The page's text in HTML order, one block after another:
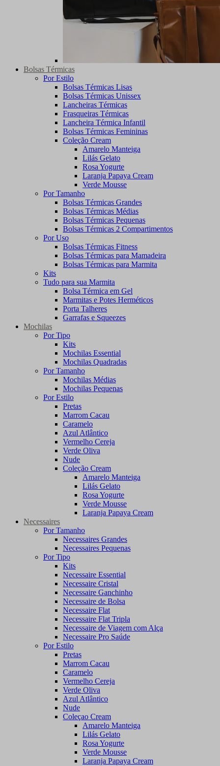
Bolsas Térmicas
Por Estilo
Bolsas Térmicas Lisas
Bolsas Térmicas Unissex
Lancheiras Térmicas
Frasqueiras Térmicas
Lancheira Térmica Infantil
Bolsas Térmicas Femininas
Coleção Cream
Amarelo Manteiga
Lilás Gelato
Rosa Yogurte
Laranja Papaya Cream
Verde Mousse
Por Tamanho
Bolsas Térmicas Grandes
Bolsas Térmicas Médias
Bolsas Térmicas Pequenas
Bolsas Térmicas 2 Compartimentos
Por Uso
Bolsas Térmicas Fitness
Bolsas Térmicas para Mamadeira
Bolsas Térmicas para Marmita
Kits
Tudo para sua Marmita
Bolsa Térmica em Gel
Marmitas e Potes Herméticos
Porta Talheres
Garrafas e Squeezes
Mochilas
Por Tipo
Kits
Mochilas Essential
Mochilas Quadradas
Por Tamanho
Mochilas Médias
Mochilas Pequenas
Por Estilo
Pretas
Marrom Cacau
Caramelo
Azul Atlântico
Vermelho Cereja
Verde Oliva
Nude
Coleção Cream
Amarelo Manteiga
Lilás Gelato
Rosa Yogurte
Verde Mousse
Laranja Papaya Cream
Necessaires
Por Tamanho
Necessaires Grandes
Necessaires Pequenas
Por Tipo
Kits
Necessaire Essential
Necessaire Cristal
Necessaire Ganchinho
Necessaire de Bolsa
Necessaire Flat
Necessaire Flat Tripla
Necessaire de Viagem com Alça
Necessaire Pro Saúde
Por Estilo
Pretas
Marrom Cacau
Caramelo
Vermelho Cereja
Verde Oliva
Azul Atlântico
Nude
Coleçao Cream
Amarelo Manteiga
Lilás Gelato
Rosa Yogurte
Verde Mousse
Laranja Papaya Cream